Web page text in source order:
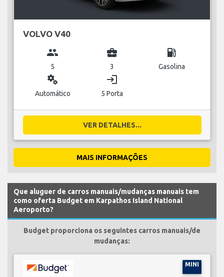
VOLVO V40
group
5
business_center
3
local_gas_station
Gasolina
miscellaneous_services
Automático
login
5 Porta
VER DETALHES...
MAIS INFORMAÇÕES
Que aluguer de carros manuais/mudanças manuais tem
como oferta Budget em Karpathos Island National
Aeroporto?
Budget proporciona os seguintes carros manuais/de
mudanças:
MINI